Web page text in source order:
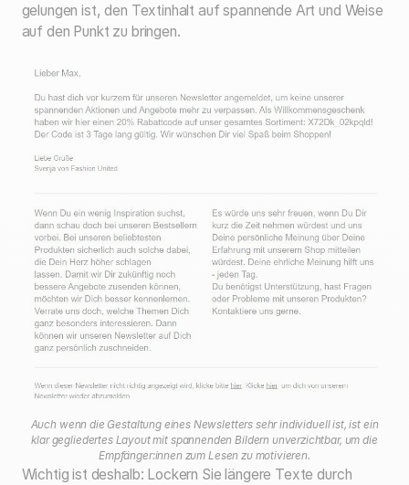
gelungen ist, den Textinhalt auf spannende Art und Weise
auf den Punkt zu bringen.
Auch wenn die Gestaltung eines Newsletters sehr individuell ist, ist ein
klar gegliedertes Layout mit spannenden Bildern unverzichtbar, um die
Empfänger:innen zum Lesen zu motivieren.
Wichtig ist deshalb: Lockern Sie längere Texte durch